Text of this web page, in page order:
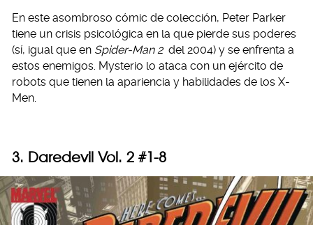
En este asombroso cómic de colección, Peter Parker
tiene un crisis psicológica en la que pierde sus poderes
(sí, igual que en Spider-Man 2 del 2004) y se enfrenta a
estos enemigos. Mysterio lo ataca con un ejército de
robots que tienen la apariencia y habilidades de los X-
Men.
3. Daredevil Vol. 2 #1-8